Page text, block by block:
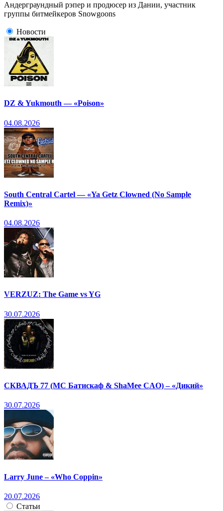
Андерграундный рэпер и продюсер из Дании, участник
группы битмейкеров Snowgoons
Новости
DZ & Yukmouth — «Poison»
04.08.2026
South Central Cartel — «Ya Getz Clowned (No Sample
Remix)»
04.08.2026
VERZUZ: The Game vs YG
30.07.2026
СКВАДЪ 77 (МС Батискаф & ShaMee CAO) – «Дикий»
30.07.2026
Larry June – «Who Coppin»
20.07.2026
Статьи